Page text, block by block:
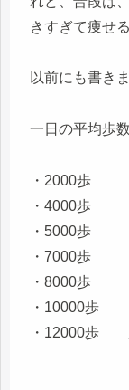
きすぎて痩せ
以前にも書き
一日の平均歩
・2000歩
・4000歩
・5000歩
・7000歩
・8000歩
・10000歩
・12000歩